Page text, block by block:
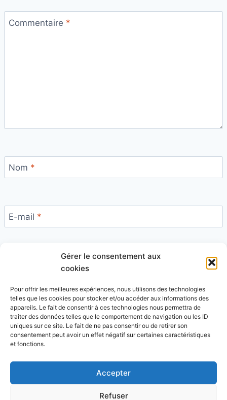
Gérer le consentement aux
cookies
Pour offrir les meilleures expériences, nous utilisons des technologies
telles que les cookies pour stocker et/ou accéder aux informations des
appareils. Le fait de consentir à ces technologies nous permettra de
traiter des données telles que le comportement de navigation ou les ID
uniques sur ce site. Le fait de ne pas consentir ou de retirer son
consentement peut avoir un effet négatif sur certaines caractéristiques
et fonctions.
Accepter
Refuser
Commentaire *
Nom *
E-mail *
Ce site utilise Akismet pour réduire les indésirables.
En savoir plus sur la façon dont les données de vos